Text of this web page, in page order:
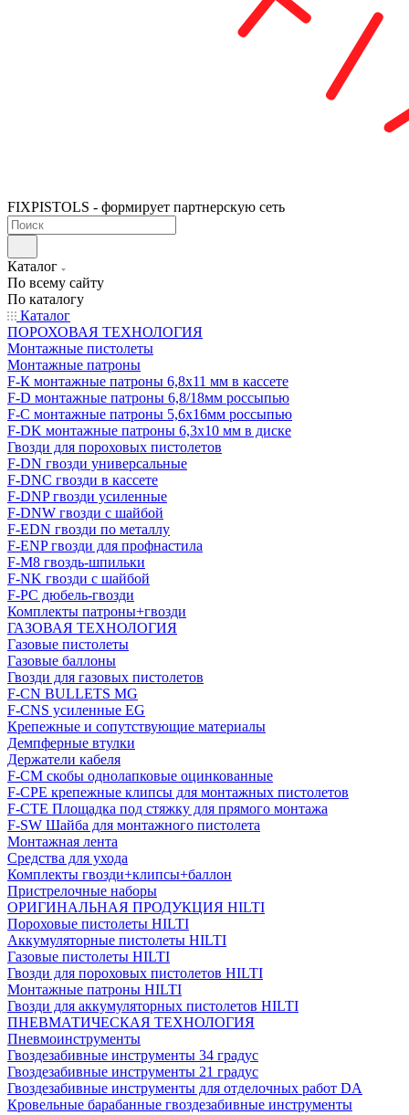
FIXPISTOLS - формирует партнерскую сеть
Каталог
По всему сайту
По каталогу
Каталог
ПОРОХОВАЯ ТЕХНОЛОГИЯ
Монтажные пистолеты
Монтажные патроны
F-К монтажные патроны 6,8х11 мм в кассете
F-D монтажные патроны 6,8/18мм россыпью
F-C монтажные патроны 5,6х16мм россыпью
F-DK монтажные патроны 6,3х10 мм в диске
Гвозди для пороховых пистолетов
F-DN гвозди универсальные
F-DNC гвозди в кассете
F-DNP гвозди усиленные
F-DNW гвозди с шайбой
F-EDN гвозди по металлу
F-ENP гвозди для профнастила
F-M8 гвоздь-шпильки
F-NK гвозди с шайбой
F-PC дюбель-гвозди
Комплекты патроны+гвозди
ГАЗОВАЯ ТЕХНОЛОГИЯ
Газовые пистолеты
Газовые баллоны
Гвозди для газовых пистолетов
F-CN BULLETS MG
F-CNS усиленные EG
Крепежные и сопутствующие материалы
Демпферные втулки
Держатели кабеля
F-CM скобы однолапковые оцинкованные
F-CPE крепежные клипсы для монтажных пистолетов
F-CTE Площадка под стяжку для прямого монтажа
F-SW Шайба для монтажного пистолета
Монтажная лента
Средства для ухода
Комплекты гвозди+клипсы+баллон
Пристрелочные наборы
ОРИГИНАЛЬНАЯ ПРОДУКЦИЯ HILTI
Пороховые пистолеты HILTI
Аккумуляторные пистолеты HILTI
Газовые пистолеты HILTI
Гвозди для пороховых пистолетов HILTI
Монтажные патроны HILTI
Гвозди для аккумуляторных пистолетов HILTI
ПНЕВМАТИЧЕСКАЯ ТЕХНОЛОГИЯ
Пневмоинструменты
Гвоздезабивные инструменты 34 градус
Гвоздезабивные инструменты 21 градус
Гвоздезабивные инструменты для отделочных работ DA
Кровельные барабанные гвоздезабивные инструменты